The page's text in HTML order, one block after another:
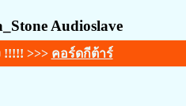
Audioslave
!!!!! >>> คอร์ดกีต้าร์